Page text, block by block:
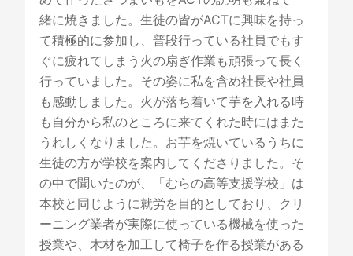
緒に焼きました。生徒の皆がACTに興味を持っ
て積極的に参加し、普段行っている社員でもす
ぐに疲れてしまう火の扇ぎ作業も頑張って長く
行っていました。その姿に私を含め社長や社員
も感動しました。火が落ち着いて芋を入れる時
も自分から私のところに来てくれた時にはまた
うれしくなりました。お芋を焼いているうちに
生徒の方が学校を案内してくださりました。そ
の中で聞いたのが、「むらの高等支援学校」は
本校と同じように就労を目的としており、クリ
ーニング業者が実際に使っている機械を使った
授業や、木材を加工して椅子を作る授業がある